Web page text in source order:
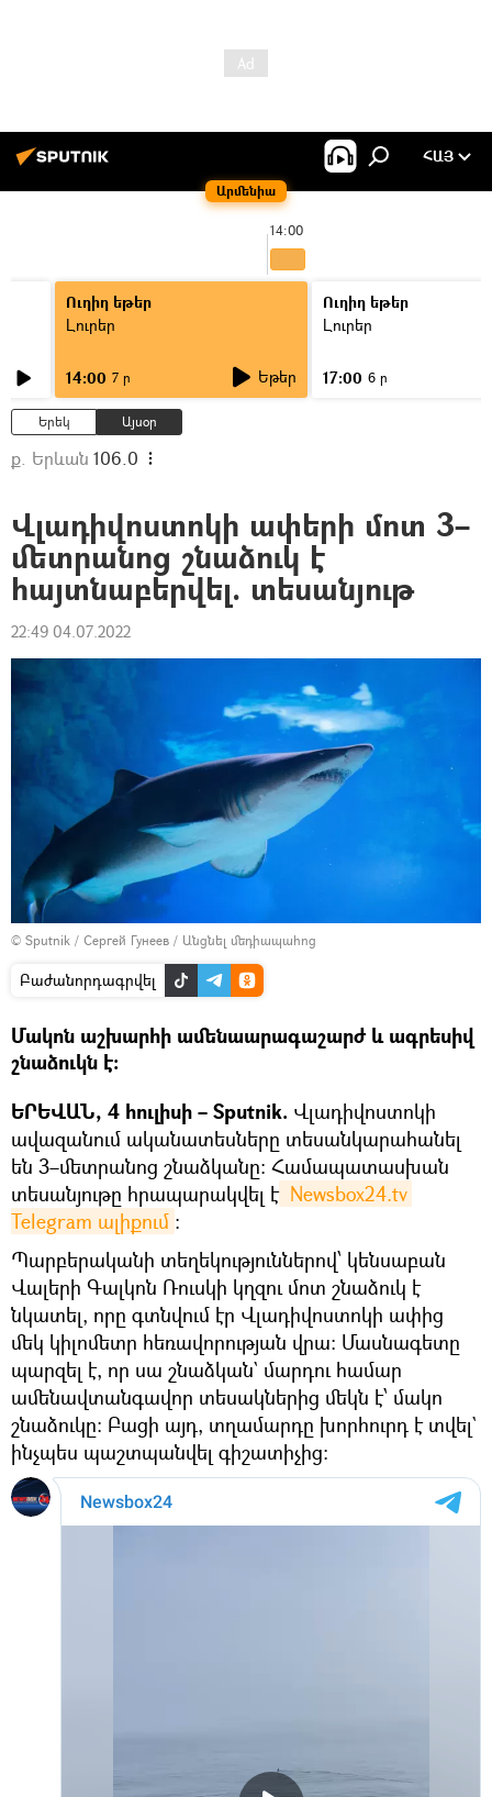
Արմենիա
ՀԱՅ
14:00
Ուղիղ եթեր
Լուրեր
14:00 7 ր Եթեր
Ուղիղ եթեր
Լուրեր
17:00 6 ր
Երեկ Այսօր
ք. Երևան 106.0
Վլադիվոստոկի ափերի մոտ 3–
մետրանոց շնաձուկ է
հայտնաբերվել. տեսանյութ
22:49 04.07.2022
© Sputnik / Сергей Гунеев / Անցնել մեդիապահոց
Բաժանորդագրվել
Մակոն աշխարհի ամենաարագաշարժ և ագրեսիվ
շնաձուկն է։
ԵՐԵՎԱՆ, 4 հուլիսի – Sputnik. Վլադիվոստոկի
ավազանում ականատեսները տեսանկարահանել
են 3–մետրանոց շնաձկանը։ Համապատասխան
տեսանյութը հրապարակվել է Newsbox24.tv
Telegram ալիքում ։
Պարբերականի տեղեկություններով՝ կենսաբան
Վալերի Գալկոն Ռուսկի կղզու մոտ շնաձուկ է
նկատել, որը գտնվում էր Վլադիվոստոկի ափից
մեկ կիլոմետր հեռավորության վրա: Մասնագետը
պարզել է, որ սա շնաձկան` մարդու համար
ամենավտանգավոր տեսակներից մեկն է՝ մակո
շնաձուկը։ Բացի այդ, տղամարդը խորհուրդ է տվել`
ինչպես պաշտպանվել գիշատիչից։